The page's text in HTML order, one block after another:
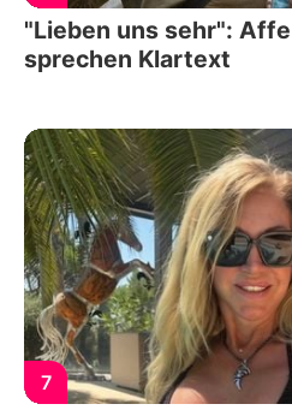
"Lieben uns sehr":
sprechen Klartext
7